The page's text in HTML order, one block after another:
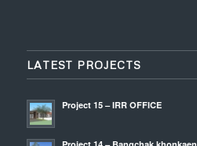
LATEST PROJECTS
Project 15 – IRR OFFICE